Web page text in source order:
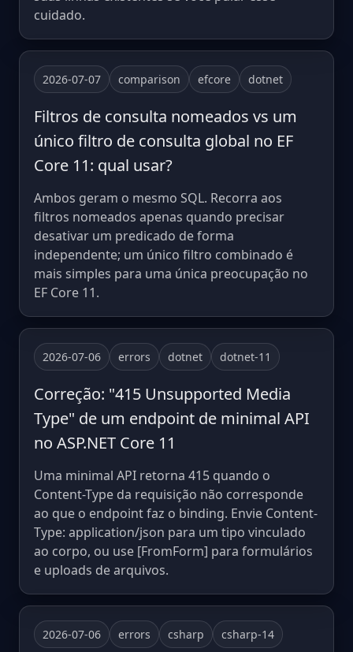
cuidado.
2026-07-07 comparison efcore dotnet
Filtros de consulta nomeados vs um
único filtro de consulta global no EF
Core 11: qual usar?
Ambos geram o mesmo SQL. Recorra aos
filtros nomeados apenas quando precisar
desativar um predicado de forma
independente; um único filtro combinado é
mais simples para uma única preocupação no
EF Core 11.
2026-07-06 errors dotnet dotnet-11
Correção: "415 Unsupported Media
Type" de um endpoint de minimal API
no ASP.NET Core 11
Uma minimal API retorna 415 quando o
Content-Type da requisição não corresponde
ao que o endpoint faz o binding. Envie Content-
Type: application/json para um tipo vinculado
ao corpo, ou use [FromForm] para formulários
e uploads de arquivos.
2026-07-06 errors csharp csharp-14